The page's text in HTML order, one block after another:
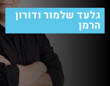
גלעד שלמור ודורון
הרמן